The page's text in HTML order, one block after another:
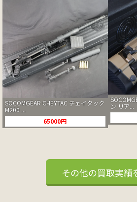
SOCOMGEAR CHEYTAC チェイタック
M200 ...
65000円
ン リア...
その他の買取実績